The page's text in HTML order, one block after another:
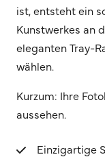
ist, entsteht ein
Kunstwerkes an
eleganten Tray-
wählen.
Kurzum: Ihre
aussehen.
Einzigartige